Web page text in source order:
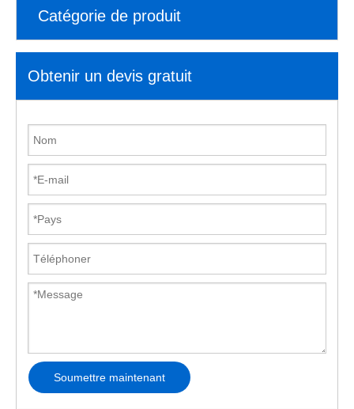
Catégorie de produit
Obtenir un devis gratuit
Soumettre maintenant